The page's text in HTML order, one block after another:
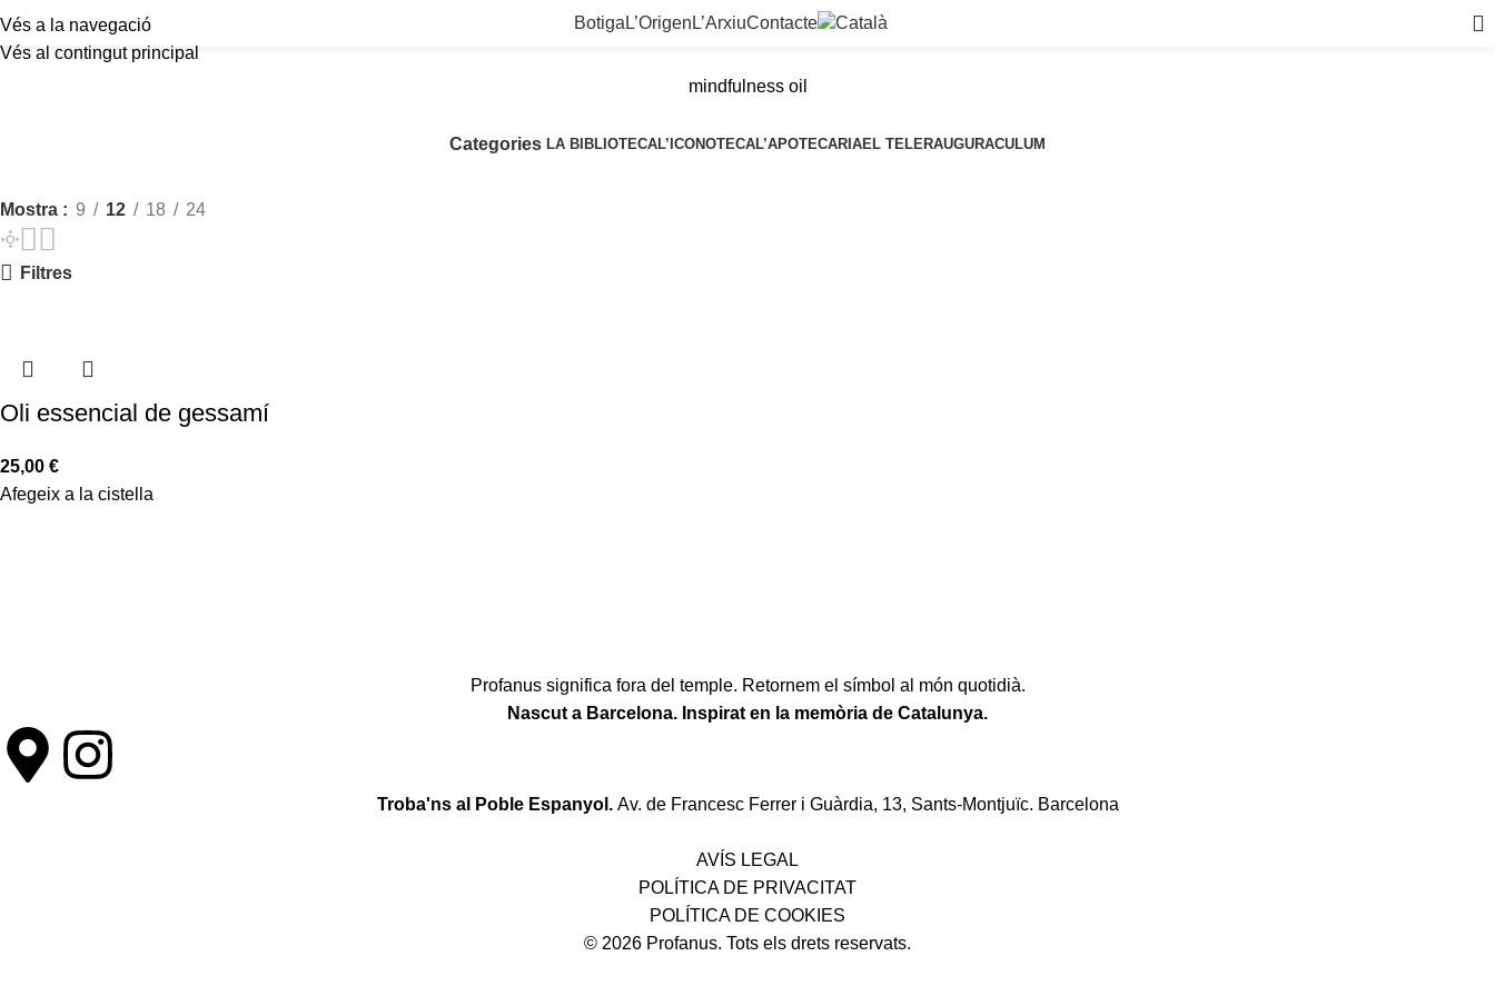
Vés a la navegació
Vés al contingut principal
Botiga L’Origen L’ArxiuContacte
mindfulness oil
Categories LA BIBLIOTECAL’ICONOTECAL’APOTECARIAEL TELERAUGURACULUM
Mostra 9 12 18 24
Filtres
Oli essencial de gessamí
25,00 €
Afegeix a la cistella
Profanus significa fora del temple. Retornem el símbol al món quotidià.
Nascut a Barcelona. Inspirat en la memòria de Catalunya.
Troba'ns al Poble Espanyol. Av. de Francesc Ferrer i Guàrdia, 13, Sants-Montjuïc. Barcelona
AVÍS LEGAL
POLÍTICA DE PRIVACITAT
POLÍTICA DE COOKIES
© 2026 Profanus. Tots els drets reservats.